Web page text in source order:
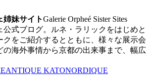
姉妹サイトGalerie Orpheé Sister Sites
公式ブログ。ルネ・ラリックをはじめと
クをご紹介するとともに、様々な展示会
の海外事情から京都の出来事まで、幅広
ANTIQUE KATONORDIQUE